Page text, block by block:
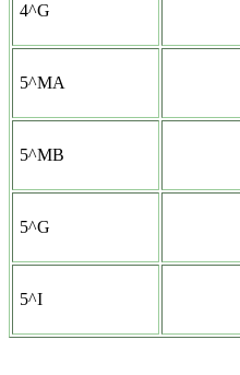
4^G
5^MA
5^MB
5^G
5^I